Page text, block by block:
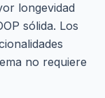
longevidad
sólida. Los
no requiere